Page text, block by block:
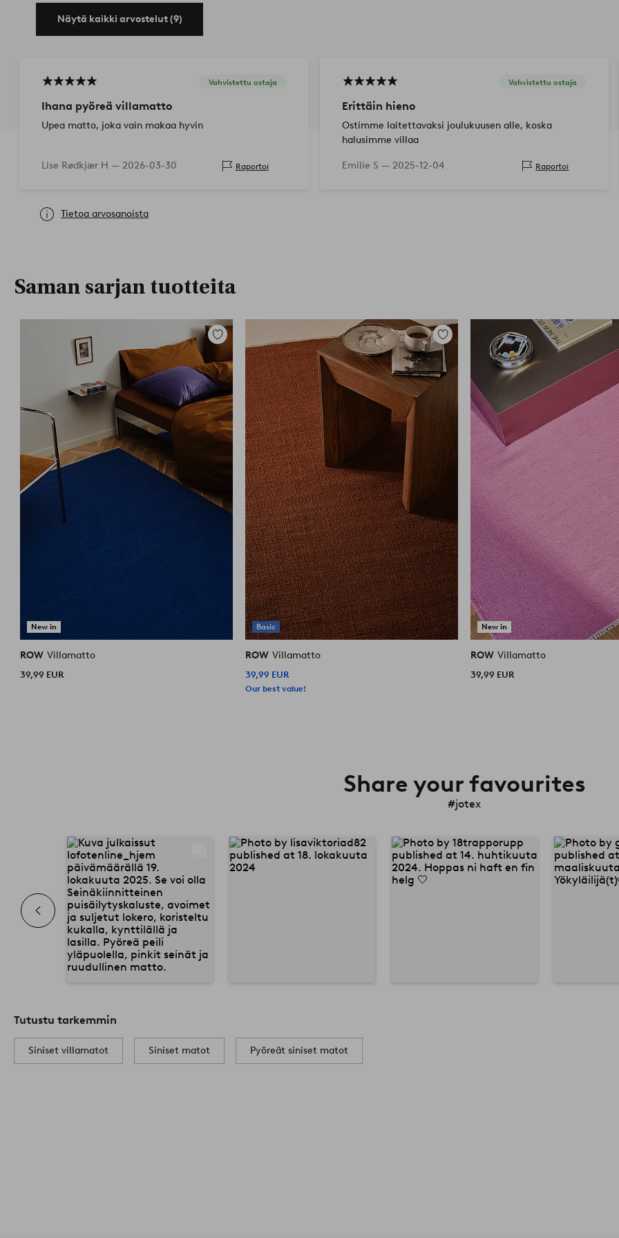
Näytä kaikki arvostelut (9)
Vahvistettu ostaja
Ihana pyöreä villamatto
Upea matto, joka vain makaa hyvin
Lise Rødkjær H — 2026-03-30 Raportoi
Vahvistettu ostaja
Erittäin hieno
Ostimme laitettavaksi joulukuusen alle, koska
halusimme villaa
Emilie S — 2025-12-04 Raportoi
Tietoa arvosanoista
Saman sarjan tuotteita
New in
Lisää
suosikkeihin
ROW Villamatto
39,99 EUR
Basic
Lisää
suosikkeihin
ROW Villamatto
39,99 EUR
Our best value!
New in
ROW Villamatto
39,99 EUR
Share your favourites
#jotex
Tutustu tarkemmin
Siniset villamatot Siniset matot Pyöreät siniset matot